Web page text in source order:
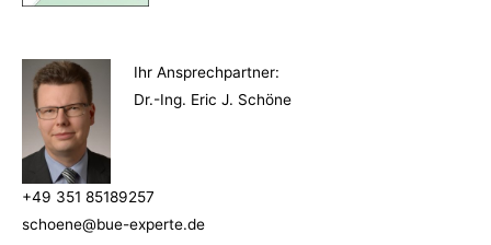
Ihr Ansprechpartner:
Dr.-Ing. Eric J. Schöne
+49 351 85189257
schoene@bue-experte.de